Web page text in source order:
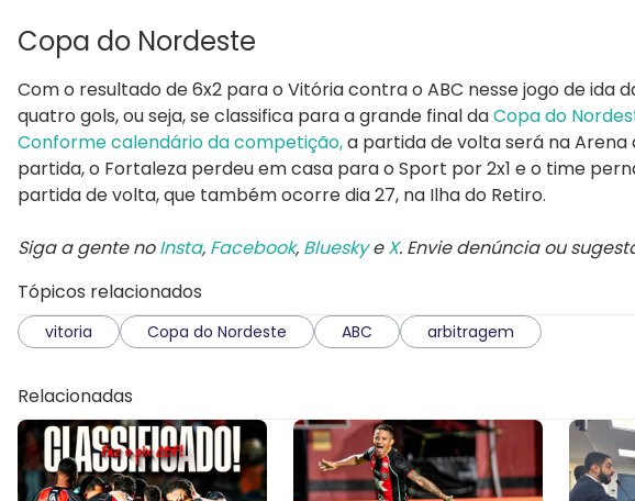
Copa do Nordeste
Com o resultado de 6x2 para o Vitória contra o ABC nesse jogo de
quatro gols, ou seja, se classifica para a grande final daCopa do
Conforme calendário da competição,a partida de volta será na Arena
partida, o Fortaleza perdeu em casa para o Sport por 2x1 e o time
partida de volta, que também ocorre dia 27, na Ilha do Retiro.
Siga a gente noInsta, Facebook, BlueskyeX. Envie denúncia ou
Tópicos relacionados
vitoria Copa do Nordeste ABC arbitragem
Relacionadas